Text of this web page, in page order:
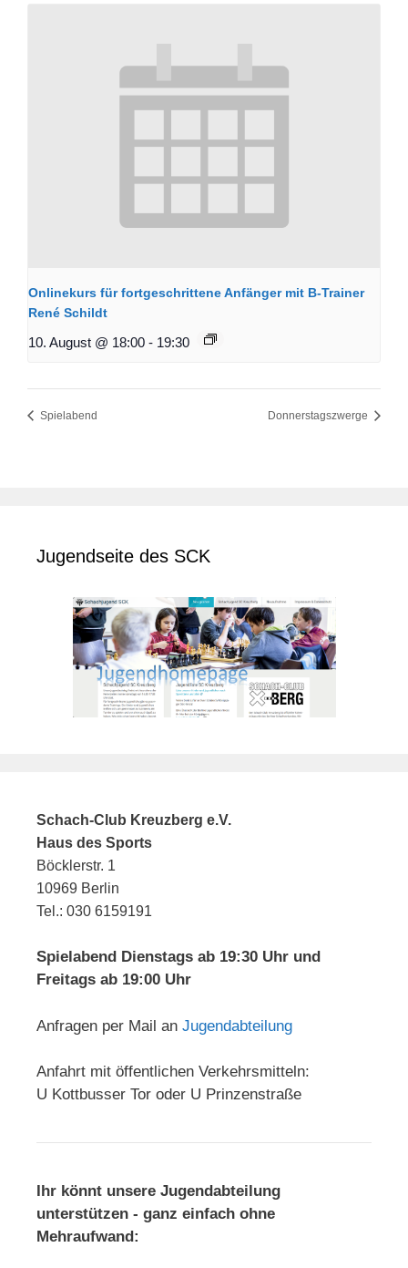
Onlinekurs für fortgeschrittene Anfänger mit B-Trainer
René Schildt
10. August @ 18:00 - 19:30
Spielabend Donnerstagszwerge
Jugendseite des SCK
Schach-Club Kreuzberg e.V.
Haus des Sports
Böcklerstr. 1
10969 Berlin
Tel.: 030 6159191
Spielabend Dienstags ab 19:30 Uhr und
Freitags ab 19:00 Uhr
Anfragen per Mail an Jugendabteilung
Anfahrt mit öffentlichen Verkehrsmitteln:
U Kottbusser Tor oder U Prinzenstraße
Ihr könnt unsere Jugendabteilung
unterstützen - ganz einfach ohne
Mehraufwand: